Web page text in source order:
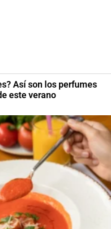
Así son los perfumes
este verano